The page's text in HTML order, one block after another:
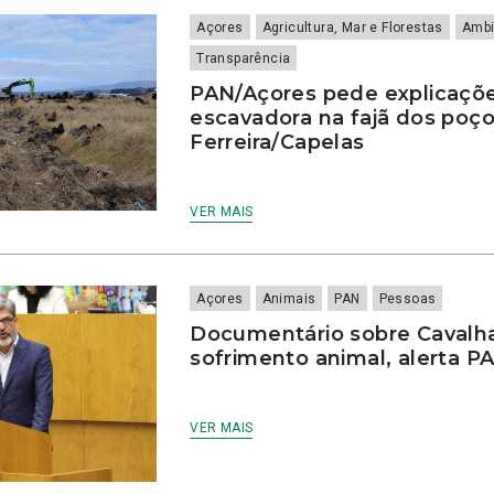
Açores Agricultura, Mar e Florestas
Transparência
PAN/Açores pede
escavadora na fajã dos
Ferreira/Capelas
VER MAIS
Açores Animais PAN Pessoas
Documentário sobre
sofrimento animal, alerta
VER MAIS